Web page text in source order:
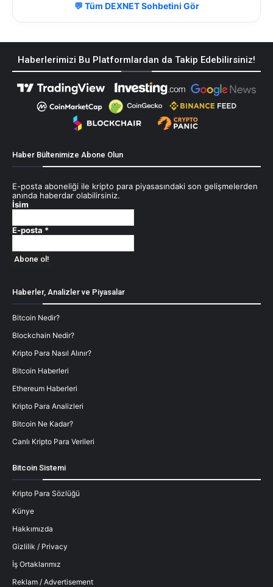
💬 Tüm DEXNET Sohbetini Gör
Haberlerimizi Bu Platformlardan da Takip Edebilirsiniz!
Haber Bültenimize Abone Olun
E-posta aboneliği ile kripto para piyasasındaki son gelişmelerden
anında haberdar olabilirsiniz.
İsim
E-posta *
Haberler, Analizler ve Piyasalar
Bitcoin Nedir?
Blockchain Nedir?
Kripto Para Nasıl Alınır?
Bitcoin Haberleri
Ethereum Haberleri
Kripto Para Analizleri
Bitcoin Ne Kadar?
Canlı Kripto Para Verileri
Bitcoin Sistemi
Kripto Para Sözlüğü
Künye
Hakkımızda
Gizlilik / Privacy
İş Ortaklarımız
Reklam / Advertisement